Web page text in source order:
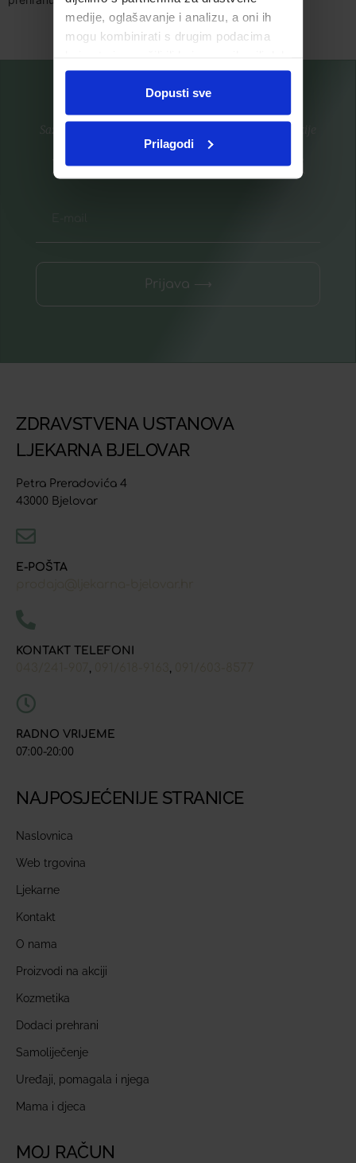
medije, oglašavanje i analizu, a oni ih
mogu kombinirati s drugim podacima
ste upotrebljavali njihove usluge.
Dopusti sve
Prilagodi
Saznajte prvi za nove proizvode i ekskluzivne promocije
Prijavite se na listu za novosti
Prijava ⟶
ZDRAVSTVENA USTANOVA
LJEKARNA BJELOVAR
Petra Preradovića 4
43000 Bjelovar
E-POŠTA
KONTAKT TELEFONI
RADNO VRIJEME
07:00-20:00
NAJPOSJEĆENIJE STRANICE
Naslovnica
Web trgovina
Ljekarne
Kontakt
O nama
Proizvodi na akciji
Kozmetika
Dodaci prehrani
Samoliječenje
Uređaji, pomagala i njega
Mama i djeca
MOJ RAČUN